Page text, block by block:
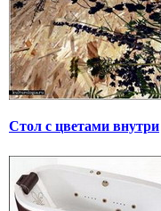
Стол с цветами внутри